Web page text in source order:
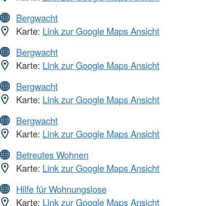
Bergwacht
Karte: Link zur Google Maps Ansicht
Bergwacht
Karte: Link zur Google Maps Ansicht
Bergwacht
Karte: Link zur Google Maps Ansicht
Bergwacht
Karte: Link zur Google Maps Ansicht
Betreutes Wohnen
Karte: Link zur Google Maps Ansicht
Hilfe für Wohnungslose
Karte: Link zur Google Maps Ansicht